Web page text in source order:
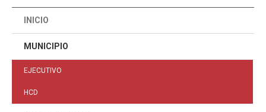
INICIO
MUNICIPIO
EJECUTIVO
HCD